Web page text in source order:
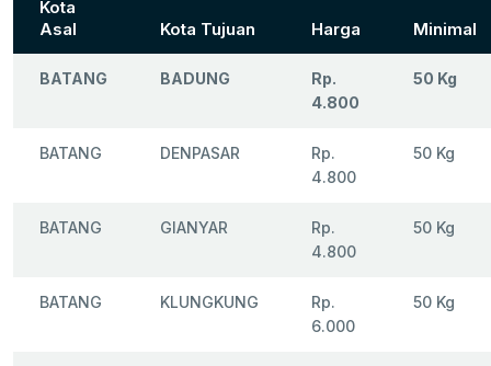
Kota
Asal
Kota Tujuan Harga Minimal
BATANG BADUNG
Rp.
4.800
50 Kg
BATANG DENPASAR
Rp.
4.800
50 Kg
BATANG GIANYAR
Rp.
4.800
50 Kg
BATANG KLUNGKUNG
Rp.
6.000
50 Kg